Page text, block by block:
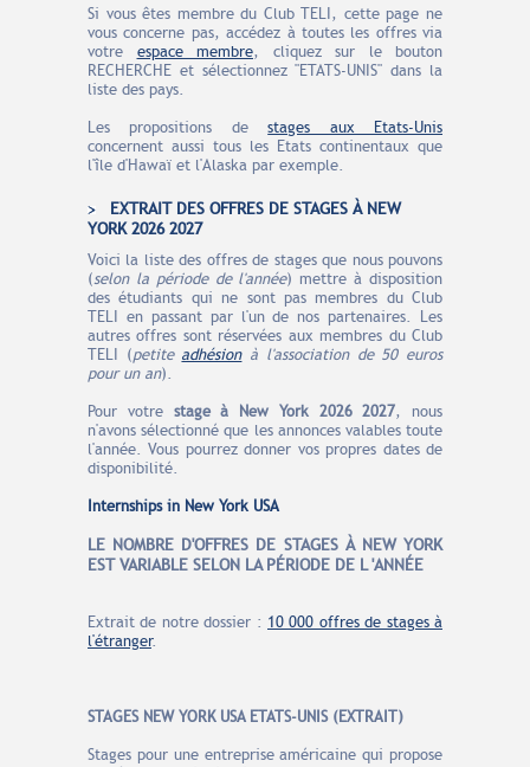
Si vous êtes membre du Club TELI, cette page ne
vous concerne pas, accédez à toutes les offres via
votre espace membre, cliquez sur le bouton
RECHERCHE et sélectionnez "ETATS-UNIS" dans la
liste des pays.
Les propositions destages aux Etats-Unis
concernent aussi tous les Etats continentaux que
l'île d'Hawaï et l'Alaska par exemple.
EXTRAIT DES OFFRES DE STAGES À NEW
YORK 2026 2027
Voici la liste des offres de stages que nous pouvons
(selon la période de l'année) mettre à disposition
des étudiants qui ne sont pas membres du Club
TELI en passant par l'un de nos partenaires. Les
autres offres sont réservées aux membres du Club
TELI (petite adhésionà l'association de 50 euros
pour un an).
Pour votre stage à New York2026 2027, nous
n'avons sélectionné que les annonces valables toute
l'année. Vous pourrez donner vos propres dates de
disponibilité.
Internships in New York USA
LE NOMBRE D'OFFRES DE STAGES À NEW YORK
EST VARIABLE SELON LA PÉRIODE DE L 'ANNÉE
Extrait de notre dossier : 10 000 offres de stages à
l'étranger.
STAGES NEW YORK USA ETATS-UNIS (EXTRAIT)
Stages pour une entreprise américaine qui propose